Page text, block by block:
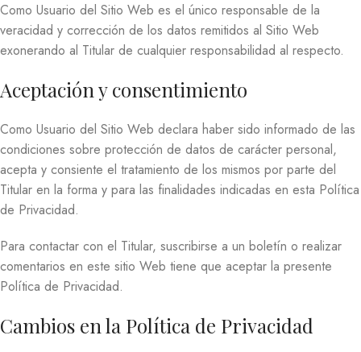
Como Usuario del Sitio Web es el único responsable de la
veracidad y corrección de los datos remitidos al Sitio Web
exonerando al Titular de cualquier responsabilidad al respecto.
Aceptación y consentimiento
Como Usuario del Sitio Web declara haber sido informado de las
condiciones sobre protección de datos de carácter personal,
acepta y consiente el tratamiento de los mismos por parte del
Titular en la forma y para las finalidades indicadas en esta Política
de Privacidad.
Para contactar con el Titular, suscribirse a un boletín o realizar
comentarios en este sitio Web tiene que aceptar la presente
Política de Privacidad.
Cambios en la Política de Privacidad